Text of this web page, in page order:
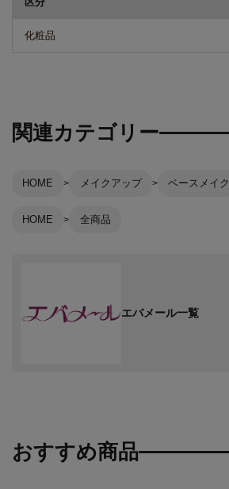
化粧品
関連カテゴリー
HOME メイクアップ ベースメイク
HOME 全商品
エバメール一覧
おすすめ商品